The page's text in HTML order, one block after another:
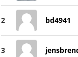
2 bd4941
3